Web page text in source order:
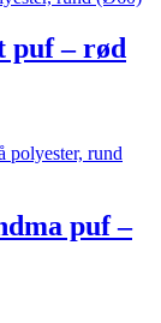
puf – rød
puf –